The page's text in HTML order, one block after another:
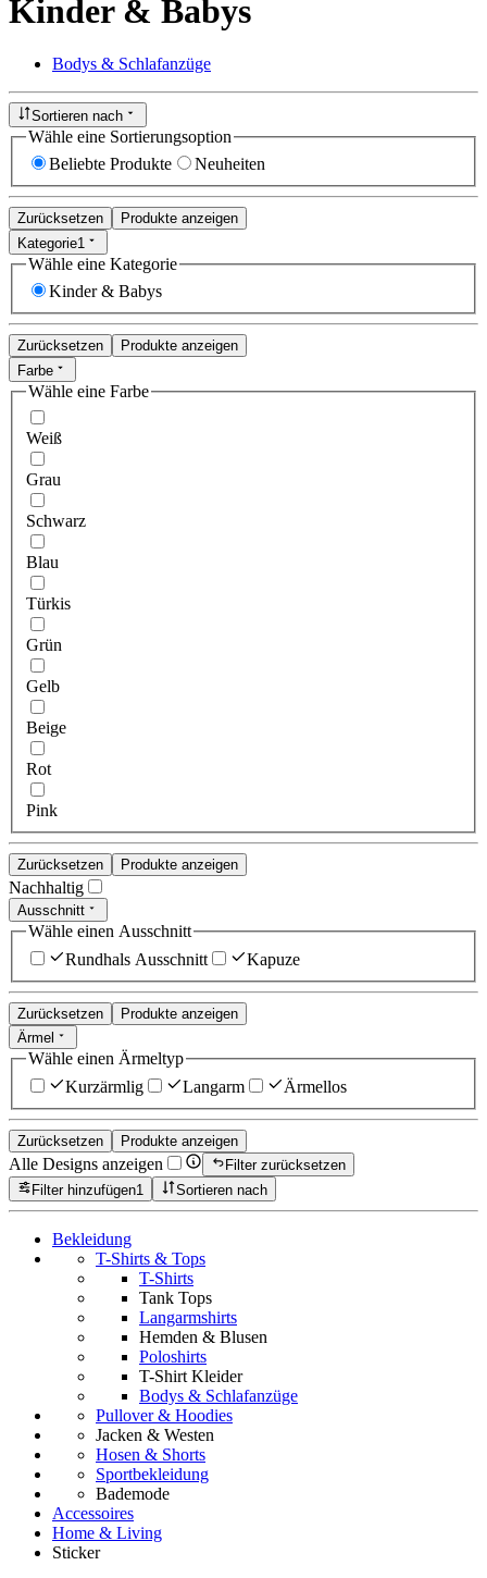
Kinder & Babys
Bodys & Schlafanzüge
Sortieren nach
Wähle eine Sortierungsoption
Beliebte Produkte
Neuheiten
Zurücksetzen
Produkte anzeigen
Kategorie1
Wähle eine Kategorie
Kinder & Babys
Zurücksetzen
Produkte anzeigen
Farbe
Wähle eine Farbe
Weiß
Grau
Schwarz
Blau
Türkis
Grün
Gelb
Beige
Rot
Pink
Zurücksetzen Produkte anzeigen
Nachhaltig
Ausschnitt
Wähle einen Ausschnitt
Rundhals Ausschnitt
Kapuze
Zurücksetzen
Produkte anzeigen
Ärmel
Wähle einen Ärmeltyp
Kurzärmlig
Langarm Ärmellos
Zurücksetzen Produkte anzeigen
Alle Designs anzeigen
Filter zurücksetzen
Filter hinzufügen1 Sortieren nach
Bekleidung
T-Shirts & Tops
T-Shirts
Tank Tops
Langarmshirts
Hemden & Blusen
Poloshirts
T-Shirt Kleider
Bodys & Schlafanzüge
Pullover & Hoodies
Jacken & Westen
Hosen & Shorts
Sportbekleidung
Bademode
Accessoires
Home & Living
Sticker